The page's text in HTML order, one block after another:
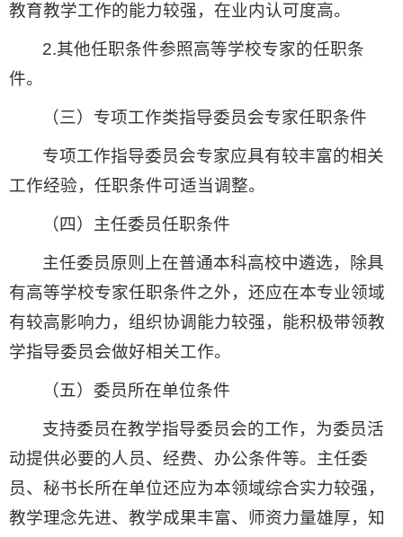
教育教学工作的能力较强，在业内认可度高。
2.其他任职条件参照高等学校专家的任职条
件。
（三）专项工作类指导委员会专家任职条件
专项工作指导委员会专家应具有较丰富的相关
工作经验，任职条件可适当调整。
（四）主任委员任职条件
主任委员原则上在普通本科高校中遴选，除具
有高等学校专家任职条件之外，还应在本专业领域
有较高影响力，组织协调能力较强，能积极带领教
学指导委员会做好相关工作。
（五）委员所在单位条件
支持委员在教学指导委员会的工作，为委员活
动提供必要的人员、经费、办公条件等。主任委
员、秘书长所在单位还应为本领域综合实力较强，
教学理念先进、教学成果丰富、师资力量雄厚，知